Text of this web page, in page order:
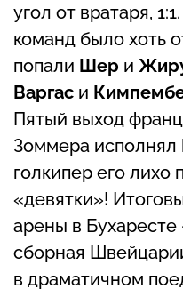
угол от вратаря,
команд было хоть
попали Шер и
Варгас и
Пятый выход
Зоммера исполнял
голкипер его лихо
«девятки»!
арены в Бухаресте
сборная
в драматичном